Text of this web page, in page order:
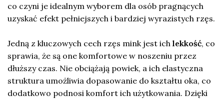
co czyni je idealnym wyborem dla osób pragnących
uzyskać efekt pełniejszych i bardziej wyrazistych rzęs.
Jedną z kluczowych cech rzęs mink jest ich lekkość, co
sprawia, że są one komfortowe w noszeniu przez
dłuższy czas. Nie obciążają powiek, a ich elastyczna
struktura umożliwia dopasowanie do kształtu oka, co
dodatkowo podnosi komfort ich użytkowania. Dzięki